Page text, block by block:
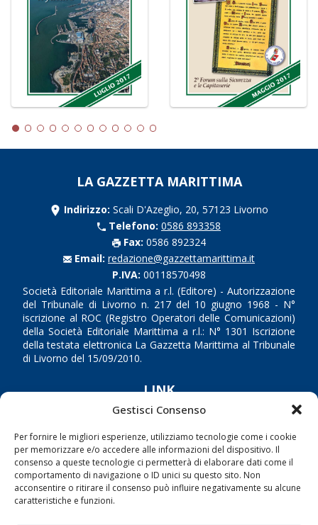
Gestisci Consenso
Per fornire le migliori esperienze, utilizziamo tecnologie come i cookie
per memorizzare e/o accedere alle informazioni del dispositivo. Il
consenso a queste tecnologie ci permetterà di elaborare dati come il
comportamento di navigazione o ID unici su questo sito. Non
acconsentire o ritirare il consenso può influire negativamente su alcune
caratteristiche e funzioni.
LA GAZZETTA MARITTIMA
Indirizzo: Scali D'Azeglio, 20, 57123 Livorno
Telefono: 0586 893358
Fax: 0586 892324
Email: redazione@gazzettamarittima.it
P.IVA: 00118570498
Società Editoriale Marittima a r.l. (Editore) - Autorizzazione
del Tribunale di Livorno n. 217 del 10 giugno 1968 - N°
iscrizione al ROC (Registro Operatori delle Comunicazioni)
della Società Editoriale Marittima a r.l.: N° 1301 Iscrizione
della testata elettronica La Gazzetta Marittima al Tribunale
di Livorno del 15/09/2010.
LINK
Porti/Interporti
Trasporti
Varie